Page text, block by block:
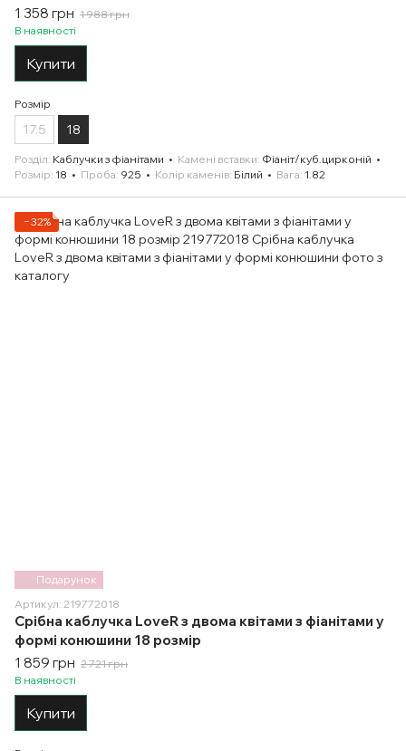
1 358 грн 1 988 грн
В наявності
Купити
Розмір
17.5 18
Розділ Каблучки з фіанітами Камені вставки Фіаніт/куб.цирконій
Розмір 18 Проба 925 Колір каменів Білий Вага 1.82
Подарунок
−32%
Артикул: 219772018
Срібна каблучка LoveR з двома квітами з фіанітами у
формі конюшини 18 розмір
1 859 грн 2 721 грн
В наявності
Купити